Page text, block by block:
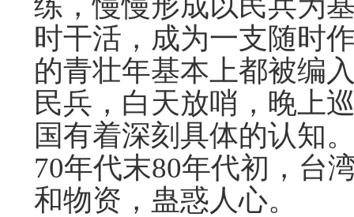
时干活，成为一支随时
的青壮年基本上都被编
民兵，白天放哨，晚上
国有着深刻具体的认知
70年代末80年代初，台
和物资，蛊惑人心。